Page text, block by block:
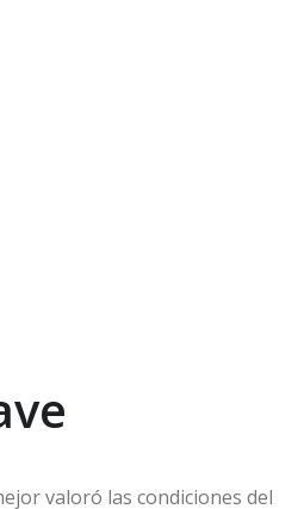
valoró las condiciones del